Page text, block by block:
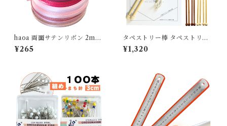
haoa 両面サテンリボン 2mm
幅 3mカット ピンク系 極小 ド
ール 手芸 アクセサリー
¥265
タペストリー棒 タペストリー
の棒 ミニタペストリー 型紙付
き 紐80cm付き カンタン手作
¥1,320